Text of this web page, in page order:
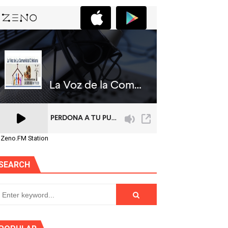
Station